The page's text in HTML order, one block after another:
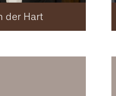
der Hart